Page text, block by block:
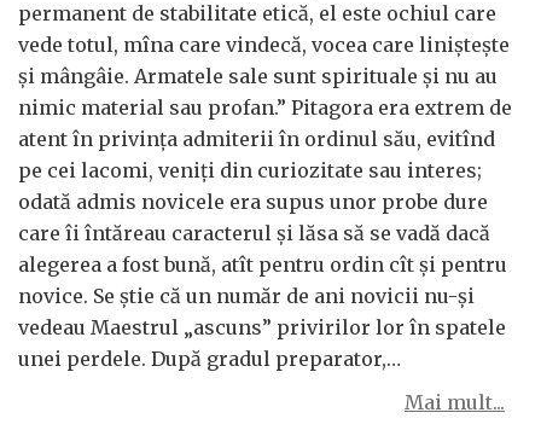
permanent de stabilitate etică, el este ochiul care
vede totul, mîna care vindecă, vocea care linişteşte
şi mângâie. Armatele sale sunt spirituale şi nu au
nimic material sau profan.” Pitagora era extrem de
atent în privinţa admiterii în ordinul său, evitînd
pe cei lacomi, veniţi din curiozitate sau interes;
odată admis novicele era supus unor probe dure
care îi întăreau caracterul şi lăsa să se vadă dacă
alegerea a fost bună, atît pentru ordin cît şi pentru
novice. Se ştie că un număr de ani novicii nu-şi
vedeau Maestrul „ascuns” privirilor lor în spatele
unei perdele. După gradul preparator,…
Mai mult...